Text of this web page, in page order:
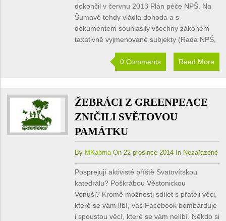
dokončil v červnu 2013 Plán péče NPŠ. Na
Šumavě tehdy vládla dohoda a s
dokumentem souhlasily všechny zákonem
taxativně vyjmenované subjekty (Rada NPŠ,
0 Comments Read More
ŽEBRÁCI Z GREENPEACE
ZNIČILI SVĚTOVOU
PAMÁTKU
By MKabrnaOn 22 prosince 2014 In Nezařazené
Posprejují aktivisté příště Svatovítskou
katedrálu? Poškrábou Věstonickou
Venuši? Kromě možnosti sdílet s přáteli věci,
které se vám líbí, vás Facebook bombarduje
i spoustou věcí, které se vám nelíbí. Někdo si